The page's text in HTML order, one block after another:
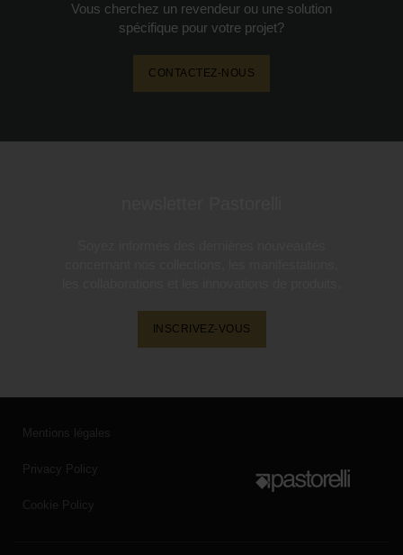
Vous cherchez un revendeur ou une solution
spécifique pour votre projet?
CONTACTEZ-NOUS
INSCRIVEZ-VOUS
Mentions légales
Privacy Policy
Cookie Policy